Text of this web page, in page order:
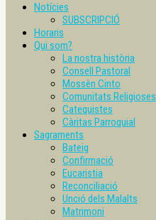
Notícies
SUBSCRIPCIÓ
Horaris
Qui som?
La nostra història
Consell Pastoral
Mossèn Cinto
Comunitats Religioses
Catequistes
Càritas Parroquial
Sagraments
Bateig
Confirmació
Eucaristia
Reconciliació
Unció dels Malalts
Matrimoni